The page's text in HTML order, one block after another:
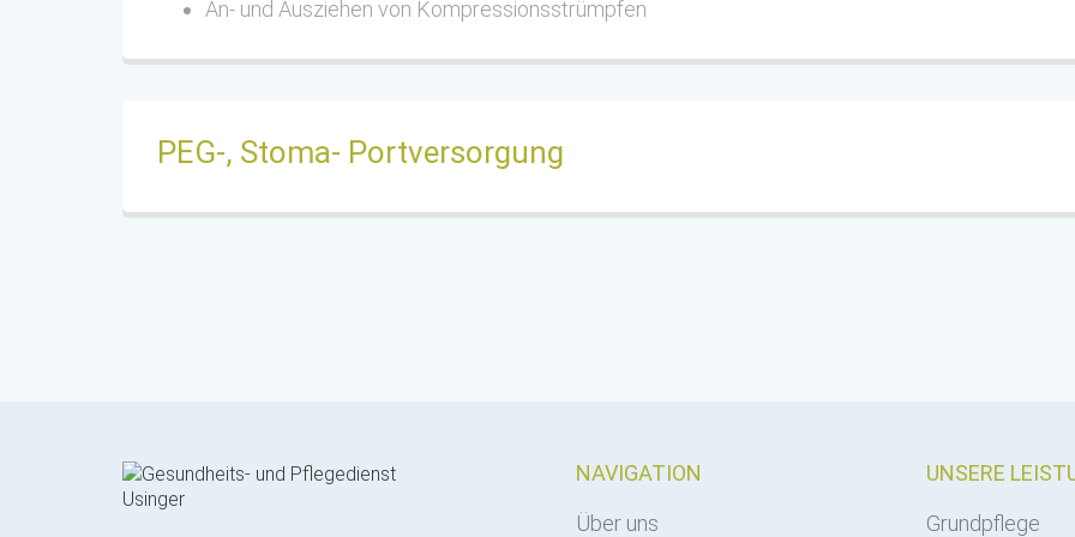
An- und Ausziehen von Kompressionsstrümpfen
PEG-, Stoma- Portversorgung
NAVIGATION
Über uns
UNSERE
Grundpflege